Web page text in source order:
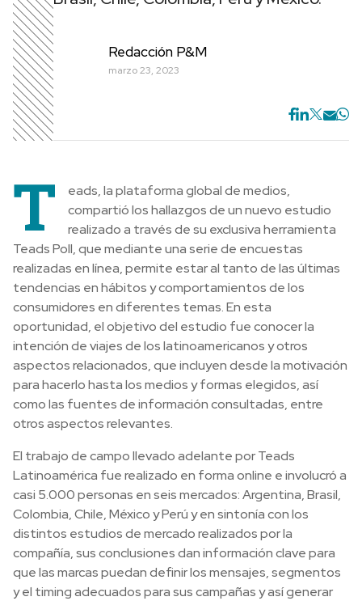
Redacción P&M
marzo 23, 2023
T
eads, la plataforma global de medios,
compartió los hallazgos de un nuevo estudio
realizado a través de su exclusiva herramienta
Teads Poll, que mediante una serie de encuestas
realizadas en línea, permite estar al tanto de las últimas
tendencias en hábitos y comportamientos de los
consumidores en diferentes temas. En esta
oportunidad, el objetivo del estudio fue conocer la
intención de viajes de los latinoamericanos y otros
aspectos relacionados, que incluyen desde la motivación
para hacerlo hasta los medios y formas elegidos, así
como las fuentes de información consultadas, entre
otros aspectos relevantes.
El trabajo de campo llevado adelante por Teads
Latinoamérica fue realizado en forma online e involucró a
casi 5.000 personas en seis mercados: Argentina, Brasil,
Colombia, Chile, México y Perú y en sintonía con los
distintos estudios de mercado realizados por la
compañía, sus conclusiones dan información clave para
que las marcas puedan definir los mensajes, segmentos
y el timing adecuados para sus campañas y así generar